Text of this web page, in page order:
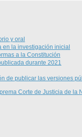
y oral
en la investigación inicial
a la Constitución
durante 2021
de publicar las versiones
Corte de Justicia de la